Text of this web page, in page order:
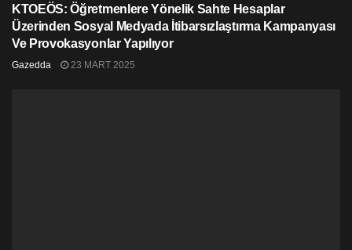
KTOEÖS: Öğretmenlere Yönelik Sahte Hesaplar
Üzerinden Sosyal Medyada İtibarsızlaştırma Kampanyası
Ve Provokasyonlar Yapılıyor
Gazedda 23 MART 2025